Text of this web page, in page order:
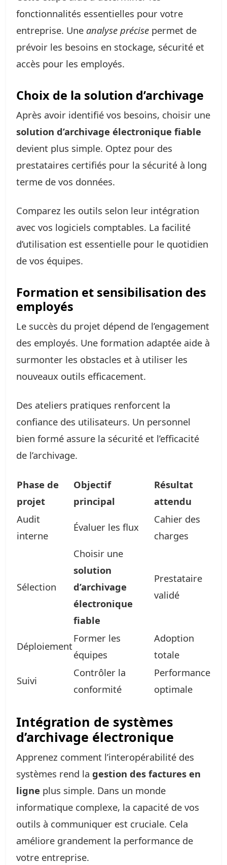
fonctionnalités essentielles pour votre
entreprise. Une analyse précise permet de
prévoir les besoins en stockage, sécurité et
accès pour les employés.
Choix de la solution d’archivage
Après avoir identifié vos besoins, choisir une
solution d’archivage électronique fiable
devient plus simple. Optez pour des
prestataires certifiés pour la sécurité à long
terme de vos données.
Comparez les outils selon leur intégration
avec vos logiciels comptables. La facilité
d’utilisation est essentielle pour le quotidien
de vos équipes.
Formation et sensibilisation des
employés
Le succès du projet dépend de l’engagement
des employés. Une formation adaptée aide à
surmonter les obstacles et à utiliser les
nouveaux outils efficacement.
Des ateliers pratiques renforcent la
confiance des utilisateurs. Un personnel
bien formé assure la sécurité et l’efficacité
de l’archivage.
Phase de
projet
Objectif
principal
Résultat
attendu
Audit
interne
Évaluer les flux
Cahier des
charges
Sélection
Choisir une
solution
d’archivage
électronique
fiable
Prestataire
validé
Déploiement
Former les
équipes
Adoption
totale
Suivi
Contrôler la
conformité
Performance
optimale
Intégration de systèmes
d’archivage électronique
Apprenez comment l’interopérabilité des
systèmes rend la gestion des factures en
ligne plus simple. Dans un monde
informatique complexe, la capacité de vos
outils à communiquer est cruciale. Cela
améliore grandement la performance de
votre entreprise.